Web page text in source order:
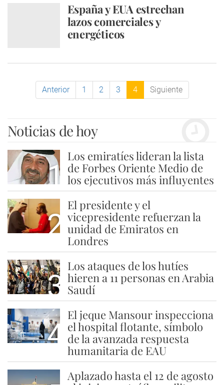
España y EUA estrechan
lazos comerciales y
energéticos
Anterior 1 2 3 4 Siguiente
Noticias de hoy
1
Los emiratíes lideran la lista
de Forbes Oriente Medio de
los ejecutivos más influyentes
2
El presidente y el
vicepresidente refuerzan la
unidad de Emiratos en
Londres
3
Los ataques de los hutíes
hieren a 11 personas en Arabia
Saudí
4
El jeque Mansour inspecciona
el hospital flotante, símbolo
de la avanzada respuesta
humanitaria de EAU
Aplazado hasta el 12 de agosto